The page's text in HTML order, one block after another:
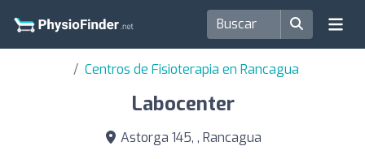
Centros de Fisioterapia en Rancagua
Labocenter
Astorga 145, , Rancagua